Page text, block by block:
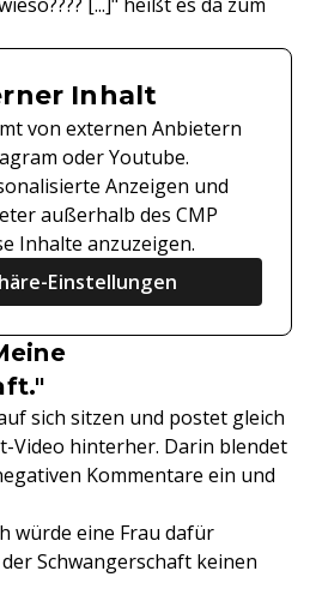
Inhalt
von externen Anbietern
oder Youtube.
Anzeigen und
außerhalb des CMP
Inhalte anzuzeigen.
Einstellungen
sich sitzen und postet gleich
Video hinterher. Darin blendet
Kommentare ein und
würde eine Frau dafür
Schwangerschaft keinen